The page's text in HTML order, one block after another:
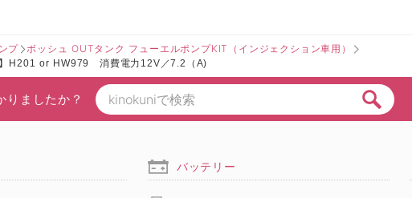
プ ボッシュ OUTタンク フューエルポンプKIT（インジェクション車用）
】H201 or HW979 消費電力12V／7.2（A)
りましたか？
バッテリー